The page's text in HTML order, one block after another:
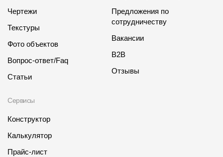
Чертежи
Текстуры
Фото объектов
Вопрос-ответ/Faq
Статьи
Сервисы
Конструктор
Калькулятор
Прайс-лист
Предложения по
сотрудничеству
Вакансии
B2B
Отзывы